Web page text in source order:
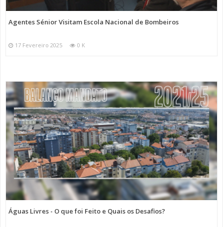
Agentes Sénior Visitam Escola Nacional de Bombeiros
17 Fevereiro 2025 0 K
Águas Livres - O que foi Feito e Quais os Desafios?